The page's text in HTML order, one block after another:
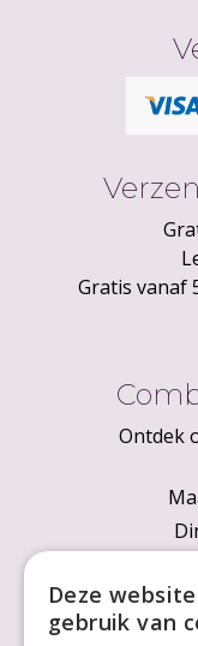
Gratis vanaf
Ontdek
Deze
gebruik van